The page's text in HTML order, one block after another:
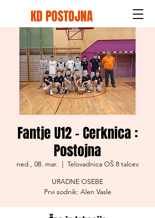
KD POSTOJNA
Fantje U12 - Cerknica :
Postojna
ned., 08. mar.
  |
Telovadnica OŠ 8 talcev
URADNE OSEBE